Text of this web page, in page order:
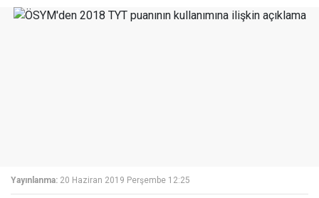
Yayınlanma: 20 Haziran 2019 Perşembe 12:25